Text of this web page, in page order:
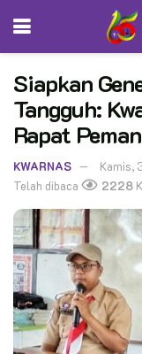
Siapkan
Tangguh:
Rapat
KWARNAS Kamis,
Telah dibaca
2228